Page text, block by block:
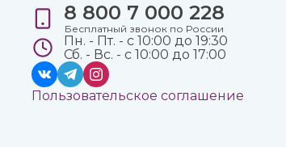
8 800 7 000 228
Бесплатный звонок по России
Пн. - Пт. - с 10:00 до 19:30
Сб. - Вс. - с 10:00 до 17:00
Пользовательское соглашение